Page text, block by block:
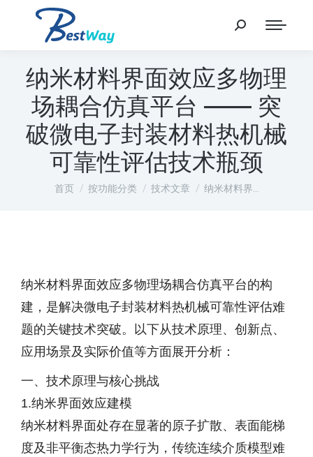
纳米材料界面效应多物理
场耦合仿真平台 —— 突
破微电子封装材料热机械
可靠性评估技术瓶颈
您在这里：
首页 按功能分类 技术文章 纳米材料界…
纳米材料界面效应多物理场耦合仿真平台的构
建，是解决微电子封装材料热机械可靠性评估难
题的关键技术突破。以下从技术原理、创新点、
应用场景及实际价值等方面展开分析：
一、技术原理与核心挑战
1.纳米界面效应建模
纳米材料界面处存在显著的原子扩散、表面能梯
度及非平衡态热力学行为，传统连续介质模型难